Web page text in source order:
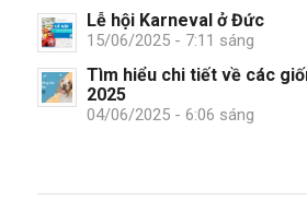
Lễ hội Karneval ở Đức
15/06/2025 - 7:11 sáng
Tìm hiểu chi tiết về các
2025
04/06/2025 - 6:06 sáng